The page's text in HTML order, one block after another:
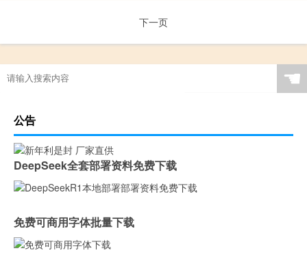
下一页
☚
公告
DeepSeek全套部署资料免费下载
免费可商用字体批量下载